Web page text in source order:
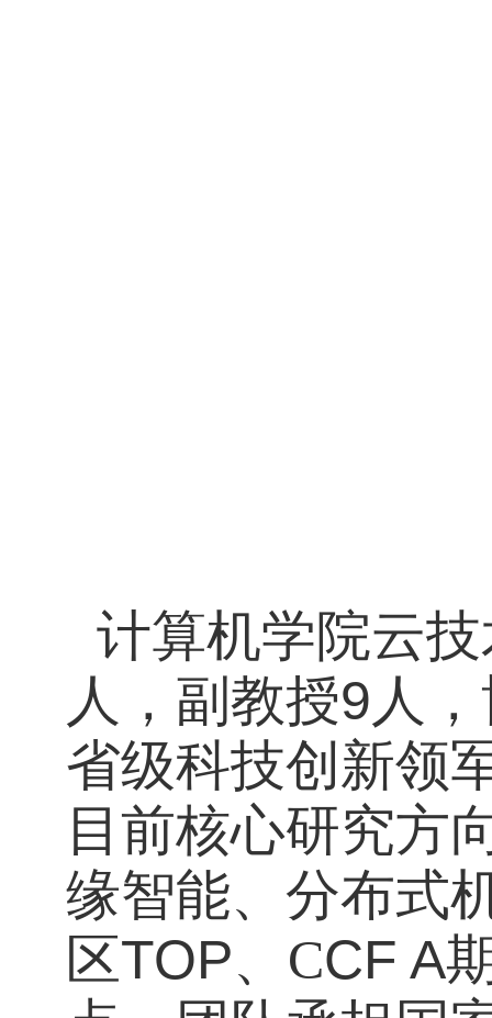
计算机学院云
人 ， 副教授9人
省级科技创新领
目前核心研究方
缘智能、分布式
区TOP、 CCF A